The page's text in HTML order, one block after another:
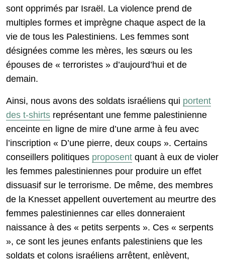
sont opprimés par Israël. La violence prend de
multiples formes et imprègne chaque aspect de la
vie de tous les Palestiniens. Les femmes sont
désignées comme les mères, les sœurs ou les
épouses de « terroristes » d’aujourd’hui et de
demain.
Ainsi, nous avons des soldats israéliens qui portent
des t-shirts représentant une femme palestinienne
enceinte en ligne de mire d’une arme à feu avec
l’inscription « D’une pierre, deux coups ». Certains
conseillers politiques proposent quant à eux de violer
les femmes palestiniennes pour produire un effet
dissuasif sur le terrorisme. De même, des membres
de la Knesset appellent ouvertement au meurtre des
femmes palestiniennes car elles donneraient
naissance à des « petits serpents ». Ces « serpents
», ce sont les jeunes enfants palestiniens que les
soldats et colons israéliens arrêtent, enlèvent,